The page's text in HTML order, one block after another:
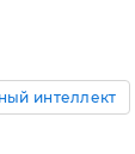
интеллект